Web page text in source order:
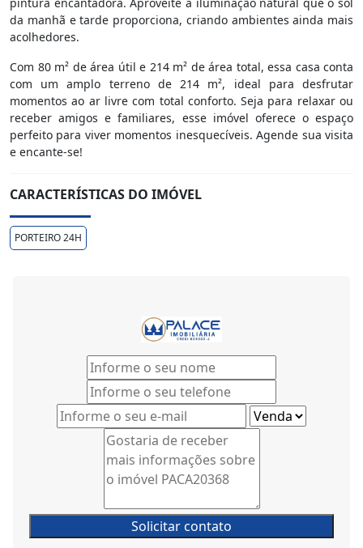
da manhã e tarde proporciona, criando ambientes ainda mais
acolhedores.
Com 80 m² de área útil e 214 m² de área total, essa casa conta
com um amplo terreno de 214 m², ideal para desfrutar
momentos ao ar livre com total conforto. Seja para relaxar ou
receber amigos e familiares, esse imóvel oferece o espaço
perfeito para viver momentos inesquecíveis. Agende sua visita
e encante-se!
CARACTERÍSTICAS DO IMÓVEL
PORTEIRO 24H
Solicitar contato